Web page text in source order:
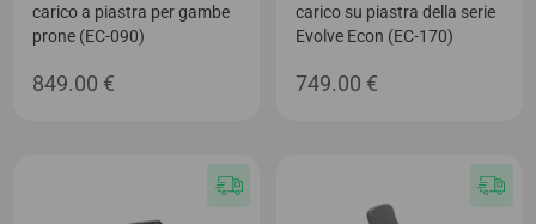
carico a piastra per gambe
prone (EC-090)
849.00 €
carico su piastra della serie
Evolve Econ (EC-170)
749.00 €